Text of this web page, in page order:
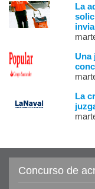
La
Una
La
Concurso de